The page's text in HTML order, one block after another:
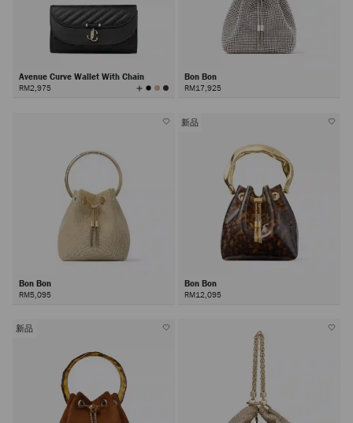
Avenue Curve Wallet With Chain
RM2,975 查
看
Bon Bon
RM17,925
Bon Bon
RM5,095
新品
Bon Bon
RM12,095
新品